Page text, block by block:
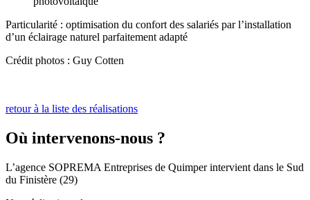
Particularité : optimisation du confort des salariés par l’installation
d’un éclairage naturel parfaitement adapté
Crédit photos : Guy Cotten
retour à la liste des réalisations
Où intervenons-nous ?
L’agence SOPREMA Entreprises de Quimper intervient dans le Sud
du Finistère (29)